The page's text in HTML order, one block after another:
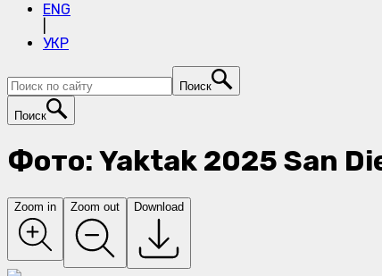
ENG
УКР
Поиск
Поиск
Фото: Yaktak 2025 San
Zoom in Zoom out Download